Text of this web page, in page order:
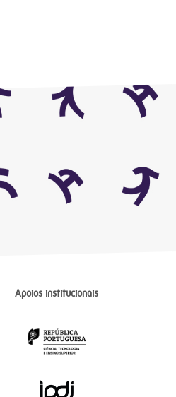
Apoios institucionais